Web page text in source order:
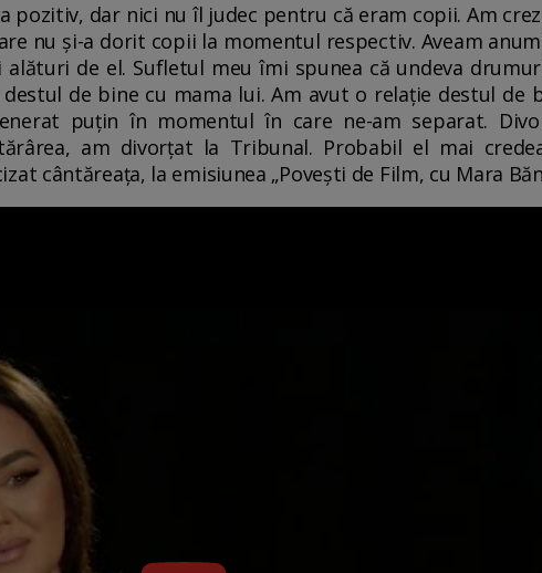
pozitiv, dar nici nu îl judec pentru că eram copii. Am
nu și-a dorit copii la momentul respectiv. Aveam
de el. Sufletul meu îmi spunea că undeva
de bine cu mama lui. Am avut o relație destul de
puțin în momentul în care ne-am separat.
am divorțat la Tribunal. Probabil el mai
cântăreața, la emisiunea „Povești de Film, cu Mara